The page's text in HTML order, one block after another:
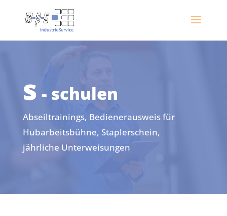
s - schulen
Abseiltrainings, Bedienerausweis für
Hubarbeitsbühne, Staplerschein,
jährliche Unterweisungen